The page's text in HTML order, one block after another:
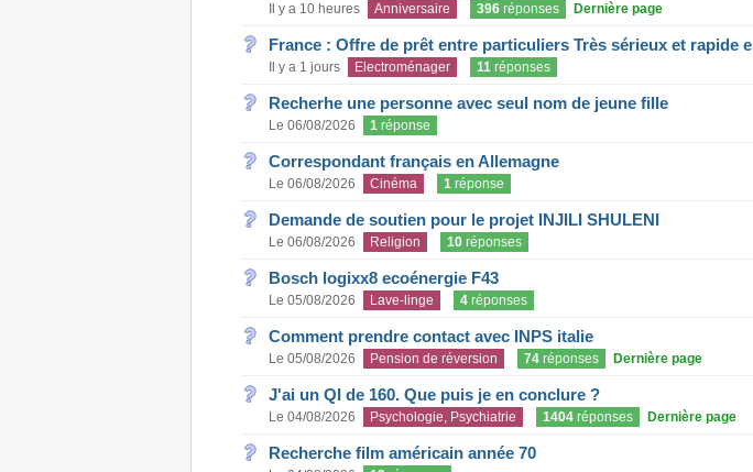
Il y a 10 heures Anniversaire 396réponses Dernière page
France : Offre de prêt entre particuliers Très sérieux et rapide e
Il y a 1 jours Electroménager 11réponses
Recherhe une personne avec seul nom de jeune fille
Le 06/08/2026 1réponse
Correspondant français en Allemagne
Le 06/08/2026 Cinéma 1réponse
Demande de soutien pour le projet INJILI SHULENI
Le 06/08/2026 Religion 10réponses
Bosch logixx8 ecoénergie F43
Le 05/08/2026 Lave-linge 4réponses
Comment prendre contact avec INPS italie
Le 05/08/2026 Pension de réversion 74réponses Dernière page
J'ai un QI de 160. Que puis je en conclure ?
Le 04/08/2026 Psychologie, Psychiatrie 1404réponses Dernière page
Recherche film américain année 70